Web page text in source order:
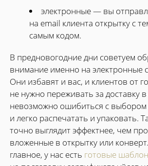
электронные — вы
на email клиента открытку с
самым кодом.
В предновогодние дни советуем
внимание именно на электронные
Они избавят и вас, и клиентов от
не нужно переживать за доставку в
невозможно ошибиться с выбором
и легко распечатать и упаковать.
точно выглядит эффектнее, чем
вложенные в открытку или
главное, у нас есть готовые